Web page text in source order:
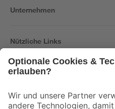
Unternehmen
Nützliche Links
Der toom Newsletter: Keine Angebote